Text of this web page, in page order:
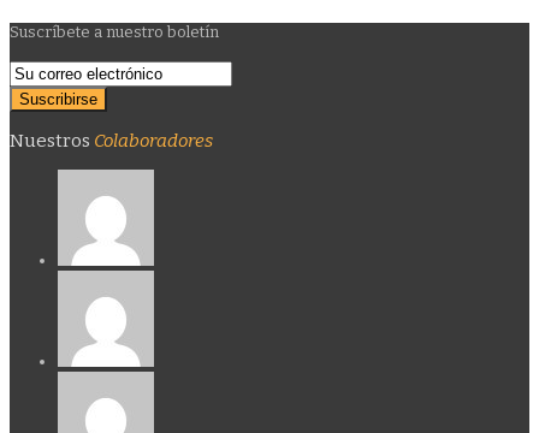
Suscríbete a nuestro boletín
Nuestros Colaboradores